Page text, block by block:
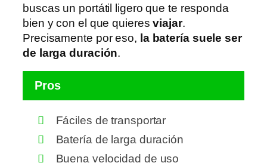
buscas un portátil ligero que te responda
bien y con el que quieresviajar.
Precisamente por eso, la batería suele ser
de larga duración.
Pros
Fáciles de transportar
Batería de larga duración
Buena velocidad de uso